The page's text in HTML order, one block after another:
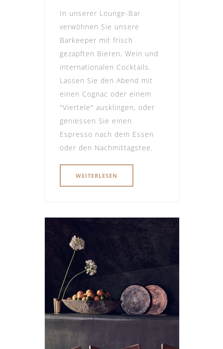
In unserer Lounge-Bar
verwöhnen Sie unsere
Barkeeper mit frisch
gezapften Bieren, Wein und
internationalen Cocktails.
Lassen Sie den Abend mit
einen Cognac oder einem
"Viertele" ausklingen, oder
geniessen Sie einen
Espresso nach dem Essen
oder den Nachmittagstee.
WEITERLESEN